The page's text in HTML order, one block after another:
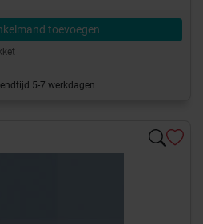
toevoegen
5-7 werkdagen